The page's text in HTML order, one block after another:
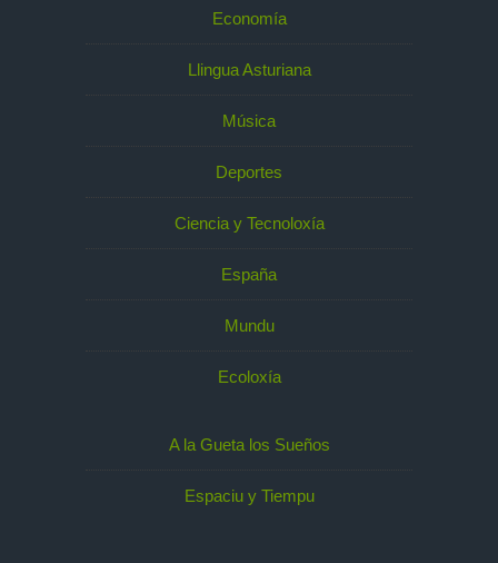
Economía
Llingua Asturiana
Música
Deportes
Ciencia y Tecnoloxía
España
Mundu
Ecoloxía
A la Gueta los Sueños
Espaciu y Tiempu